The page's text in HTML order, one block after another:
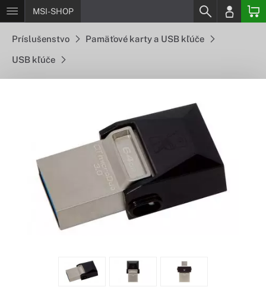
MSI-SHOP
Príslušenstvo Pamäťové karty a USB kľúče
USB kľúče